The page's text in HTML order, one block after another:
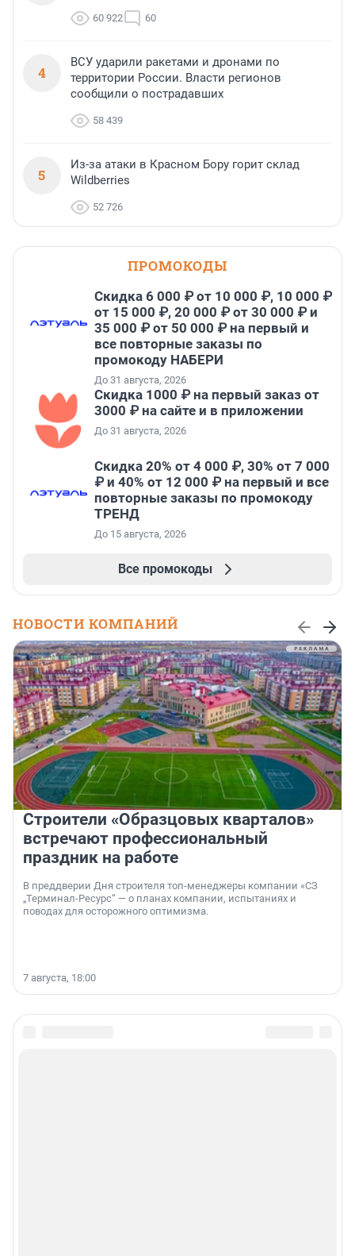
60 922 60
4
ВСУ ударили ракетами и дронами по
территории России. Власти регионов
сообщили о пострадавших
58 439
5
Из-за атаки в Красном Бору горит склад
Wildberries
52 726
ПРОМОКОДЫ
Скидка 6 000 ₽ от 10 000 ₽, 10 000 ₽
от 15 000 ₽, 20 000 ₽ от 30 000 ₽ и
35 000 ₽ от 50 000 ₽ на первый и
все повторные заказы по
промокоду НАБЕРИ
До 31 августа, 2026
Скидка 1000 ₽ на первый заказ от
3000 ₽ на сайте и в приложении
До 31 августа, 2026
Скидка 20% от 4 000 ₽, 30% от 7 000
₽ и 40% от 12 000 ₽ на первый и все
повторные заказы по промокоду
ТРЕНД
До 15 августа, 2026
Все промокоды
НОВОСТИ КОМПАНИЙ
Строители «Образцовых кварталов»
встречают профессиональный
праздник на работе
В преддверии Дня строителя топ-менеджеры компании «СЗ
„Терминал-Ресурс“ — о планах компании, испытаниях и
поводах для осторожного оптимизма.
7 августа, 18:00